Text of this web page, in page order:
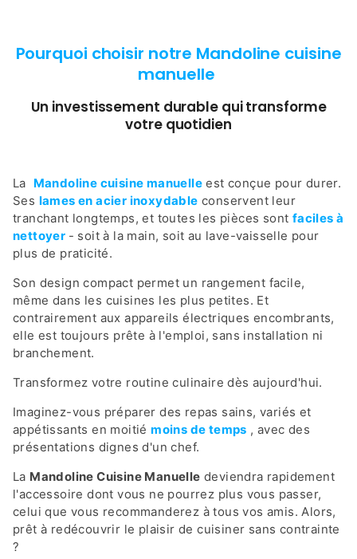
Pourquoi choisir notre Mandoline cuisine
manuelle
Un investissement durable qui transforme
votre quotidien
La Mandoline cuisine manuelle est conçue pour durer.
Ses lames en acier inoxydable conservent leur
tranchant longtemps, et toutes les pièces sont faciles à
nettoyer - soit à la main, soit au lave-vaisselle pour
plus de praticité.
Son design compact permet un rangement facile,
même dans les cuisines les plus petites. Et
contrairement aux appareils électriques encombrants,
elle est toujours prête à l'emploi, sans installation ni
branchement.
Transformez votre routine culinaire dès aujourd'hui.
Imaginez-vous préparer des repas sains, variés et
appétissants en moitiémoins de temps , avec des
présentations dignes d'un chef.
La Mandoline Cuisine Manuelle deviendra rapidement
l'accessoire dont vous ne pourrez plus vous passer,
celui que vous recommanderez à tous vos amis. Alors,
prêt à redécouvrir le plaisir de cuisiner sans contrainte
?